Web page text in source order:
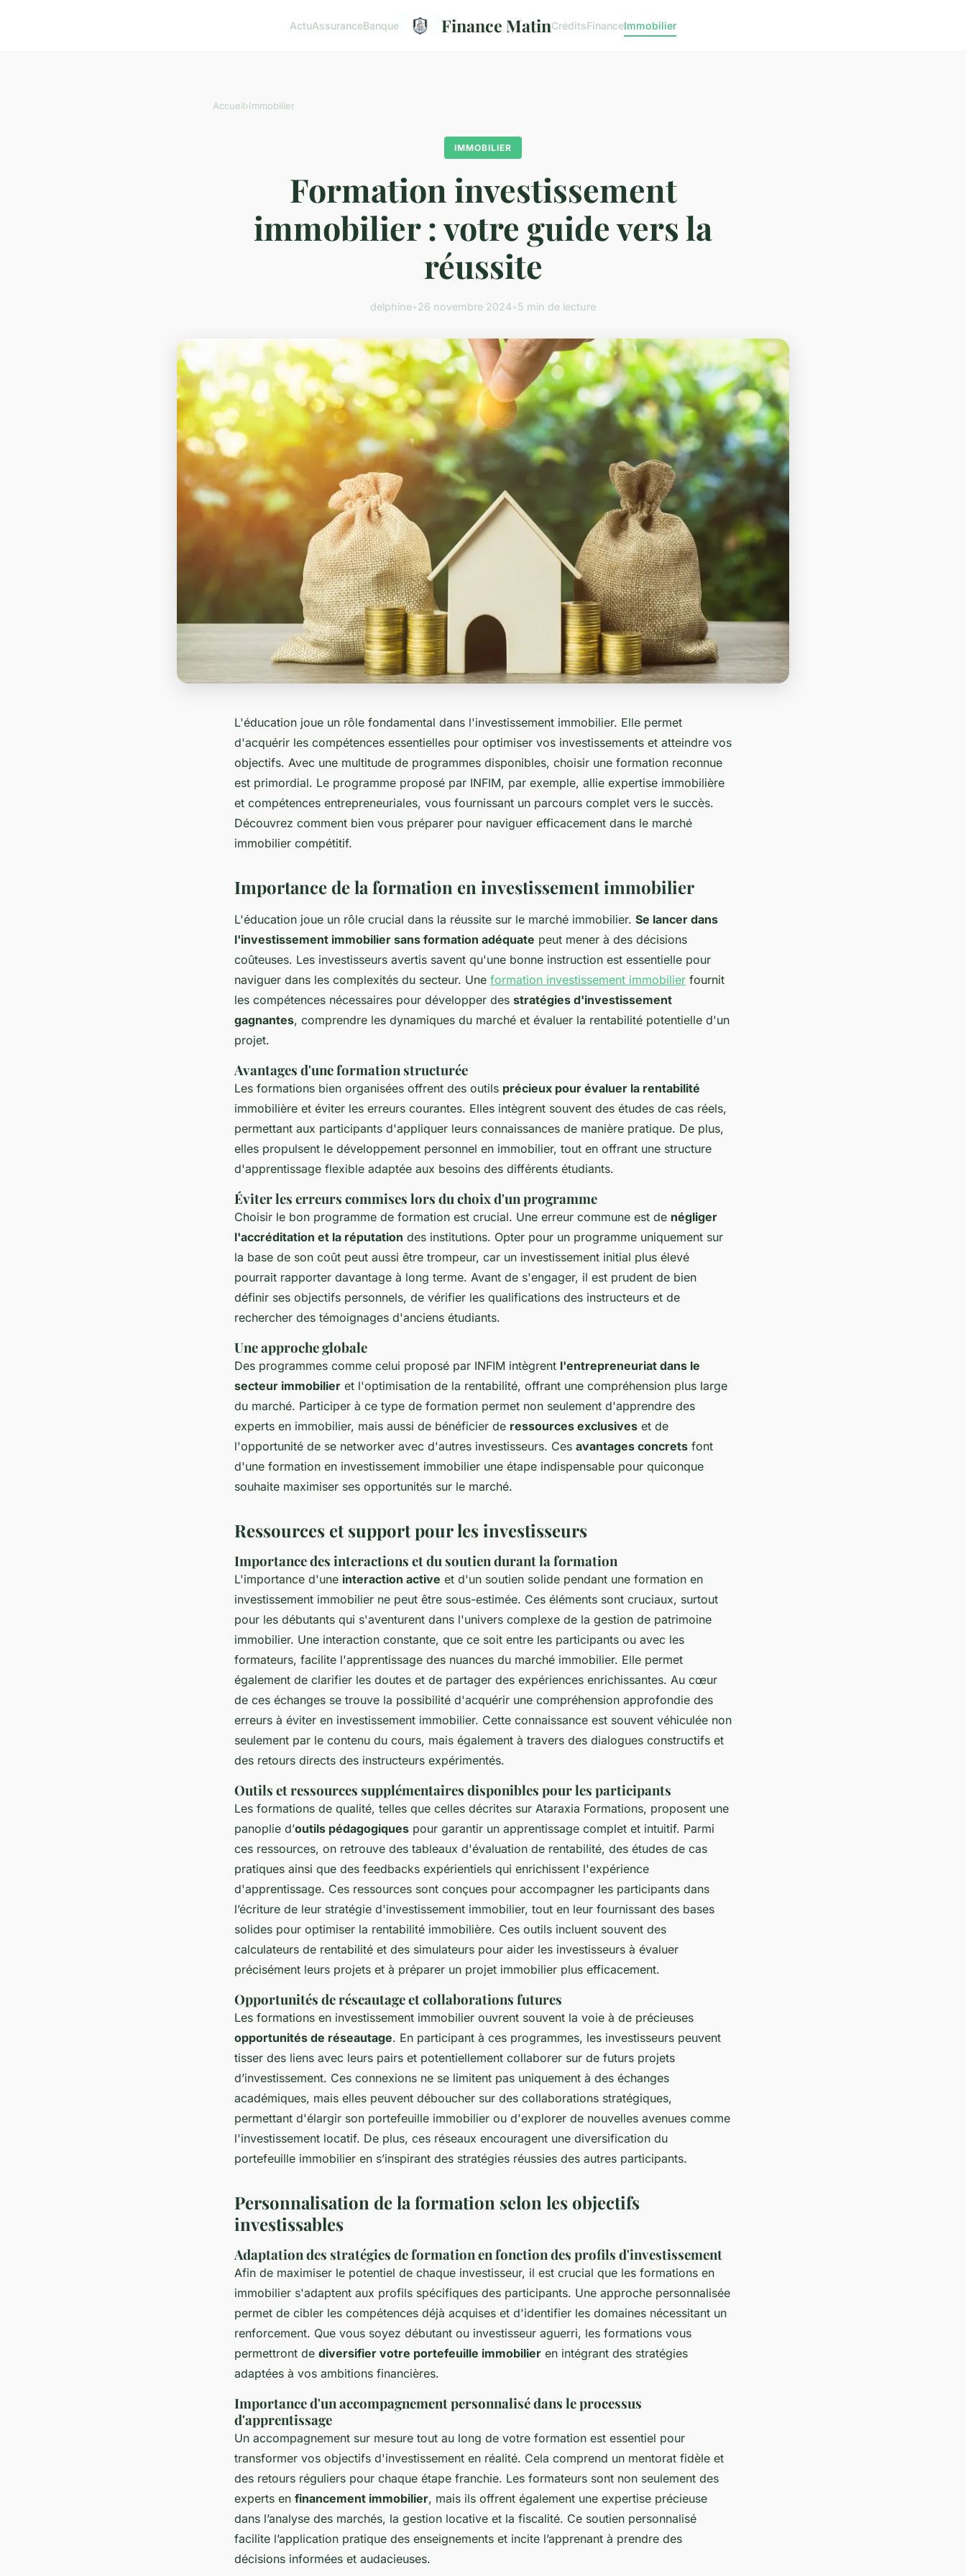
ActuAssuranceBanque Finance MatinCréditsFinanceImmobilier
Accueil›Immobilier
IMMOBILIER
Formation investissement
immobilier : votre guide vers la
réussite
delphine•26 novembre 2024•5 min de lecture
L'éducation joue un rôle fondamental dans l'investissement immobilier. Elle permet
d'acquérir les compétences essentielles pour optimiser vos investissements et atteindre vos
objectifs. Avec une multitude de programmes disponibles, choisir une formation reconnue
est primordial. Le programme proposé par INFIM, par exemple, allie expertise immobilière
et compétences entrepreneuriales, vous fournissant un parcours complet vers le succès.
Découvrez comment bien vous préparer pour naviguer efficacement dans le marché
immobilier compétitif.
Importance de la formation en investissement immobilier
L'éducation joue un rôle crucial dans la réussite sur le marché immobilier. Se lancer dans
l'investissement immobilier sans formation adéquate peut mener à des décisions
coûteuses. Les investisseurs avertis savent qu'une bonne instruction est essentielle pour
naviguer dans les complexités du secteur. Une formation investissement immobilier fournit
les compétences nécessaires pour développer des stratégies d'investissement
gagnantes, comprendre les dynamiques du marché et évaluer la rentabilité potentielle d'un
projet.
Avantages d'une formation structurée
Les formations bien organisées offrent des outils précieux pour évaluer la rentabilité
immobilière et éviter les erreurs courantes. Elles intègrent souvent des études de cas réels,
permettant aux participants d'appliquer leurs connaissances de manière pratique. De plus,
elles propulsent le développement personnel en immobilier, tout en offrant une structure
d'apprentissage flexible adaptée aux besoins des différents étudiants.
Éviter les erreurs commises lors du choix d'un programme
Choisir le bon programme de formation est crucial. Une erreur commune est de négliger
l'accréditation et la réputation des institutions. Opter pour un programme uniquement sur
la base de son coût peut aussi être trompeur, car un investissement initial plus élevé
pourrait rapporter davantage à long terme. Avant de s'engager, il est prudent de bien
définir ses objectifs personnels, de vérifier les qualifications des instructeurs et de
rechercher des témoignages d'anciens étudiants.
Une approche globale
Des programmes comme celui proposé par INFIM intègrent l'entrepreneuriat dans le
secteur immobilier et l'optimisation de la rentabilité, offrant une compréhension plus large
du marché. Participer à ce type de formation permet non seulement d'apprendre des
experts en immobilier, mais aussi de bénéficier de ressources exclusives et de
l'opportunité de se networker avec d'autres investisseurs. Ces avantages concrets font
d'une formation en investissement immobilier une étape indispensable pour quiconque
souhaite maximiser ses opportunités sur le marché.
Ressources et support pour les investisseurs
Importance des interactions et du soutien durant la formation
L'importance d'une interaction active et d'un soutien solide pendant une formation en
investissement immobilier ne peut être sous-estimée. Ces éléments sont cruciaux, surtout
pour les débutants qui s'aventurent dans l'univers complexe de la gestion de patrimoine
immobilier. Une interaction constante, que ce soit entre les participants ou avec les
formateurs, facilite l'apprentissage des nuances du marché immobilier. Elle permet
également de clarifier les doutes et de partager des expériences enrichissantes. Au cœur
de ces échanges se trouve la possibilité d'acquérir une compréhension approfondie des
erreurs à éviter en investissement immobilier. Cette connaissance est souvent véhiculée non
seulement par le contenu du cours, mais également à travers des dialogues constructifs et
des retours directs des instructeurs expérimentés.
Outils et ressources supplémentaires disponibles pour les participants
Les formations de qualité, telles que celles décrites sur Ataraxia Formations, proposent une
panoplie d’outils pédagogiques pour garantir un apprentissage complet et intuitif. Parmi
ces ressources, on retrouve des tableaux d'évaluation de rentabilité, des études de cas
pratiques ainsi que des feedbacks expérientiels qui enrichissent l'expérience
d'apprentissage. Ces ressources sont conçues pour accompagner les participants dans
l’écriture de leur stratégie d'investissement immobilier, tout en leur fournissant des bases
solides pour optimiser la rentabilité immobilière. Ces outils incluent souvent des
calculateurs de rentabilité et des simulateurs pour aider les investisseurs à évaluer
précisément leurs projets et à préparer un projet immobilier plus efficacement.
Opportunités de réseautage et collaborations futures
Les formations en investissement immobilier ouvrent souvent la voie à de précieuses
opportunités de réseautage. En participant à ces programmes, les investisseurs peuvent
tisser des liens avec leurs pairs et potentiellement collaborer sur de futurs projets
d’investissement. Ces connexions ne se limitent pas uniquement à des échanges
académiques, mais elles peuvent déboucher sur des collaborations stratégiques,
permettant d'élargir son portefeuille immobilier ou d'explorer de nouvelles avenues comme
l'investissement locatif. De plus, ces réseaux encouragent une diversification du
portefeuille immobilier en s’inspirant des stratégies réussies des autres participants.
Personnalisation de la formation selon les objectifs
investissables
Adaptation des stratégies de formation en fonction des profils d'investissement
Afin de maximiser le potentiel de chaque investisseur, il est crucial que les formations en
immobilier s'adaptent aux profils spécifiques des participants. Une approche personnalisée
permet de cibler les compétences déjà acquises et d'identifier les domaines nécessitant un
renforcement. Que vous soyez débutant ou investisseur aguerri, les formations vous
permettront de diversifier votre portefeuille immobilier en intégrant des stratégies
adaptées à vos ambitions financières.
Importance d'un accompagnement personnalisé dans le processus
d'apprentissage
Un accompagnement sur mesure tout au long de votre formation est essentiel pour
transformer vos objectifs d'investissement en réalité. Cela comprend un mentorat fidèle et
des retours réguliers pour chaque étape franchie. Les formateurs sont non seulement des
experts en financement immobilier, mais ils offrent également une expertise précieuse
dans l’analyse des marchés, la gestion locative et la fiscalité. Ce soutien personnalisé
facilite l’application pratique des enseignements et incite l’apprenant à prendre des
décisions informées et audacieuses.